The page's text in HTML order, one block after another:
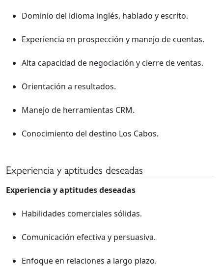
Dominio del idioma inglés, hablado y escrito.
Experiencia en prospección y manejo de cuentas.
Alta capacidad de negociación y cierre de ventas.
Orientación a resultados.
Manejo de herramientas CRM.
Conocimiento del destino Los Cabos.
Experiencia y aptitudes deseadas
Experiencia y aptitudes deseadas
Habilidades comerciales sólidas.
Comunicación efectiva y persuasiva.
Enfoque en relaciones a largo plazo.